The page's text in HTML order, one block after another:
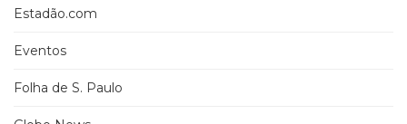
Estadão.com
Eventos
Folha de S. Paulo